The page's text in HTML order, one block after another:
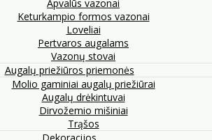
Apvalūs vazonai
Keturkampio formos vazonai
Loveliai
Pertvaros augalams
Vazonų stovai
Augalų priežiūros priemonės
Molio gaminiai augalų priežiūrai
Augalų drėkintuvai
Dirvožemio mišiniai
Trąšos
Dekoracijos